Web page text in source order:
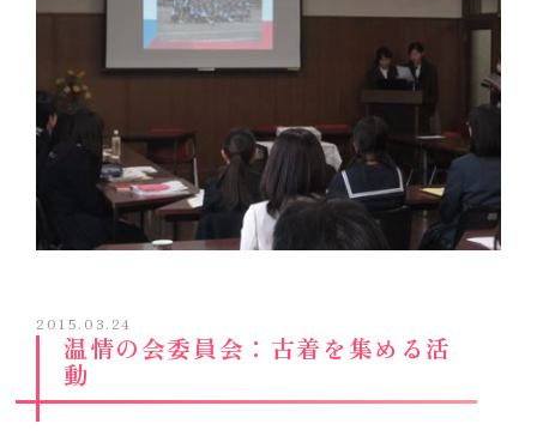
2015.03.24
温情の会委員会：古着を集める活
動